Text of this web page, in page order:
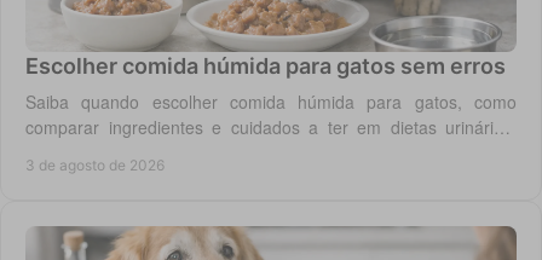
Escolher comida húmida para gatos sem erros
Saiba quando escolher comida húmida para gatos, como
comparar ingredientes e cuidados a ter em dietas urinárias,
3 de agosto de 2026